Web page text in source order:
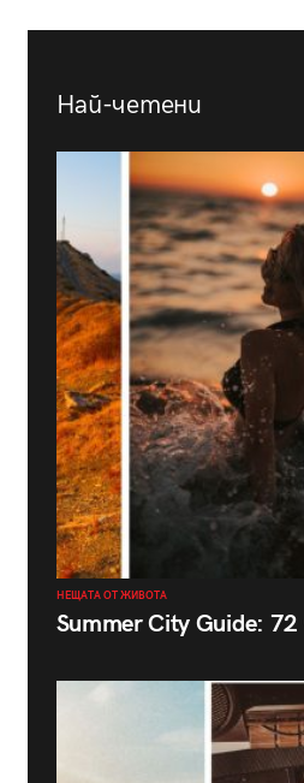
Най-четени
НЕЩАТА ОТ ЖИВОТА
Summer City Guide: 72